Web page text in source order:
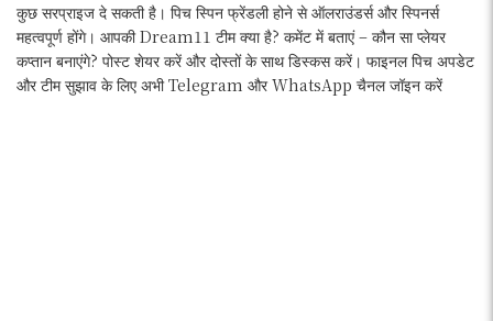
कुछ सरप्राइज दे सकती है। पिच स्पिन फ्रेंडली होने से ऑलराउंडर्स और स्पिनर्स
महत्वपूर्ण होंगे। आपकी Dream11 टीम क्या है? कमेंट में बताएं – कौन सा प्लेयर
कप्तान बनाएंगे? पोस्ट शेयर करें और दोस्तों के साथ डिस्कस करें। फाइनल पिच अपडेट
और टीम सुझाव के लिए अभी Telegram और WhatsApp चैनल जॉइन करें